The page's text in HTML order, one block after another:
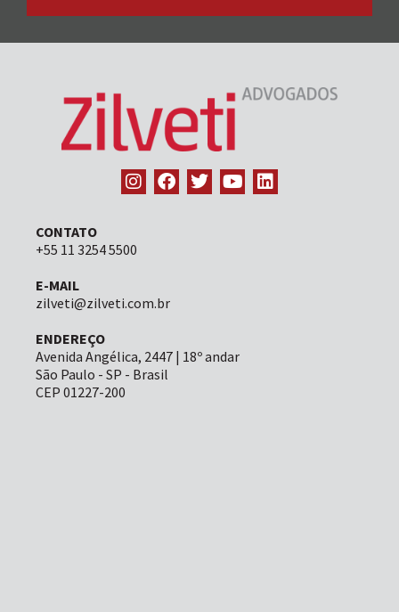
CONTATO
+55 11 3254 5500
E-MAIL
zilveti@zilveti.com.br
ENDEREÇO
Avenida Angélica, 2447 | 18º andar
São Paulo - SP - Brasil
CEP 01227-200